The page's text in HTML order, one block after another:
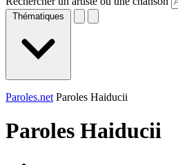
Thématiques
Paroles.net Paroles Haiducii
Paroles Haiducii